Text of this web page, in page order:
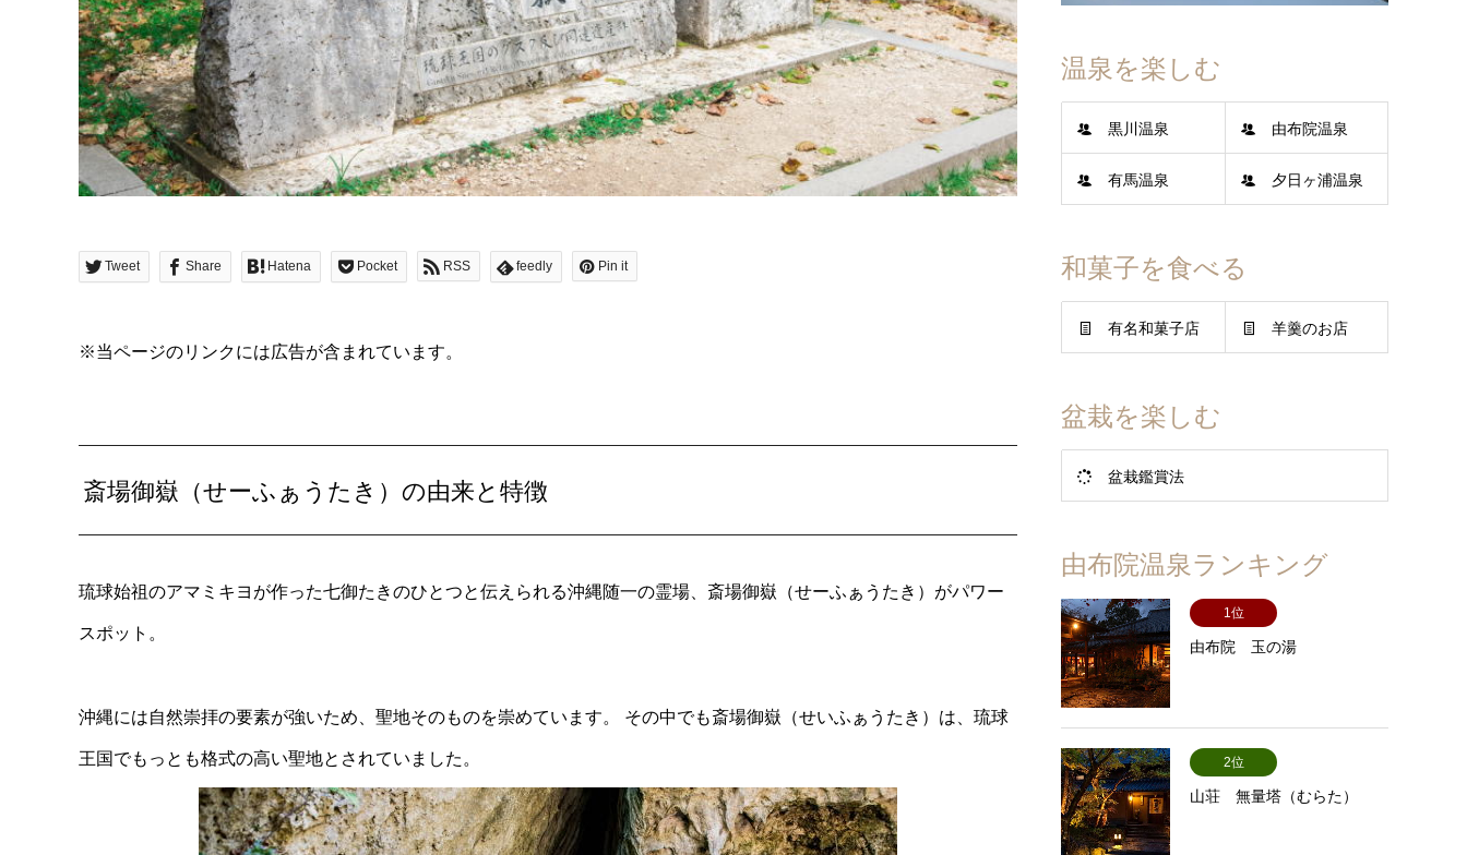
Tweet Share Hatena Pocket RSS feedly Pin it
※当ページのリンクには広告が含まれています。
斎場御嶽（せーふぁうたき）の由来と特徴
琉球始祖のアマミキヨが作った七御たきのひとつと伝えられる沖縄随一の霊場、斎場御嶽（せーふぁうたき）がパワー
スポット。
沖縄には自然崇拝の要素が強いため、聖地そのものを崇めています。 その中でも斎場御嶽（せいふぁうたき）は、琉球
王国でもっとも格式の高い聖地とされていました。
温泉を楽しむ
黒川温泉 由布院温泉
有馬温泉 夕日ヶ浦温泉
和菓子を食べる
有名和菓子店 羊羹のお店
盆栽を楽しむ
盆栽鑑賞法
由布院温泉ランキング
1位
由布院 玉の湯
2位
山荘 無量塔（むらた）